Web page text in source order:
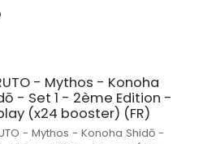
- Mythos - Konoha
- Set 1 - 2ème Edition -
(x24 booster) (FR)
- Mythos - Konoha Shidō -